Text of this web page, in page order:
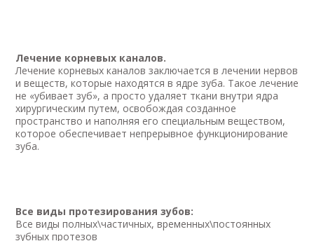
Лечение корневых каналов.
Лечение корневых каналов заключается в лечении нервов
и веществ, которые находятся в ядре зуба. Такое лечение
не «убивает зуб», а просто удаляет ткани внутри ядра
хирургическим путем, освобождая созданное
пространство и наполняя его специальным веществом,
которое обеспечивает непрерывное функционирование
зуба.
Все виды протезирования зубов:
Все виды полных\частичных, временных\постоянных
зубных протезов